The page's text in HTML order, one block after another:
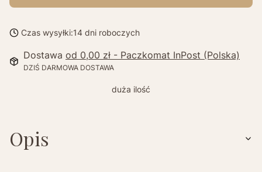
Czas wysyłki:14 dni roboczych
Dostawa od 0,00 zł - Paczkomat InPost (Polska)
DZIŚ DARMOWA DOSTAWA
duża ilość
Opis